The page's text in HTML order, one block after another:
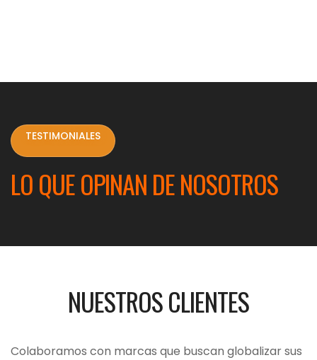
TESTIMONIALES
LO QUE OPINAN DE NOSOTROS
NUESTROS CLIENTES
Colaboramos con marcas que buscan globalizar sus